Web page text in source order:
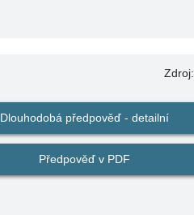
Zdroj:
Dlouhodobá předpověď - detailní
Předpověď v PDF